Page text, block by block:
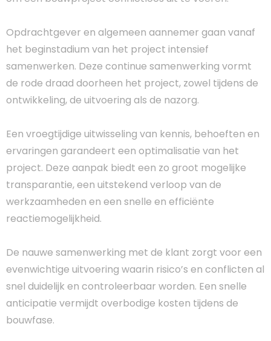
Opdrachtgever en algemeen aannemer gaan vanaf
het beginstadium van het project intensief
samenwerken. Deze continue samenwerking vormt
de rode draad doorheen het project, zowel tijdens de
ontwikkeling, de uitvoering als de nazorg.
Een vroegtijdige uitwisseling van kennis, behoeften en
ervaringen garandeert een optimalisatie van het
project. Deze aanpak biedt een zo groot mogelijke
transparantie, een uitstekend verloop van de
werkzaamheden en een snelle en efficiënte
reactiemogelijkheid.
De nauwe samenwerking met de klant zorgt voor een
evenwichtige uitvoering waarin risico’s en conflicten al
snel duidelijk en controleerbaar worden. Een snelle
anticipatie vermijdt overbodige kosten tijdens de
bouwfase.